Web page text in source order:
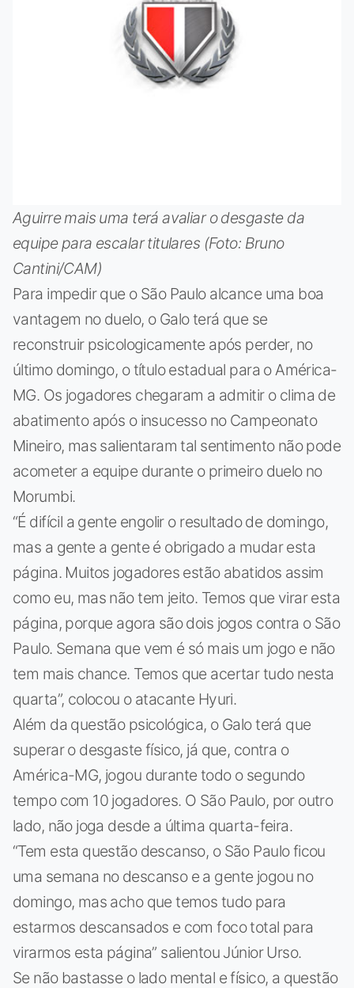
Aguirre mais uma terá avaliar o desgaste da
equipe para escalar titulares (Foto: Bruno
Cantini/CAM)
Para impedir que o São Paulo alcance uma boa
vantagem no duelo, o Galo terá que se
reconstruir psicologicamente após perder, no
último domingo, o título estadual para o América-
MG. Os jogadores chegaram a admitir o clima de
abatimento após o insucesso no Campeonato
Mineiro, mas salientaram tal sentimento não pode
acometer a equipe durante o primeiro duelo no
Morumbi.
“É difícil a gente engolir o resultado de domingo,
mas a gente a gente é obrigado a mudar esta
página. Muitos jogadores estão abatidos assim
como eu, mas não tem jeito. Temos que virar esta
página, porque agora são dois jogos contra o São
Paulo. Semana que vem é só mais um jogo e não
tem mais chance. Temos que acertar tudo nesta
quarta”, colocou o atacante Hyuri.
Além da questão psicológica, o Galo terá que
superar o desgaste físico, já que, contra o
América-MG, jogou durante todo o segundo
tempo com 10 jogadores. O São Paulo, por outro
lado, não joga desde a última quarta-feira.
“Tem esta questão descanso, o São Paulo ficou
uma semana no descanso e a gente jogou no
domingo, mas acho que temos tudo para
estarmos descansados e com foco total para
virarmos esta página” salientou Júnior Urso.
Se não bastasse o lado mental e físico, a questão